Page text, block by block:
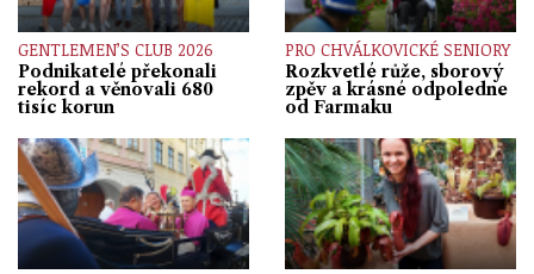
GENTLEMEN’S CLUB 2026
Podnikatelé překonali
rekord a věnovali 680
tisíc korun
PRO CHVÁLKOVICKÉ SENIORY
Rozkvetlé růže, sborový
zpěv a krásné odpoledne
od Farmaku